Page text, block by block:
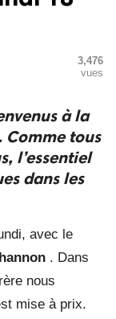
3,476
vues
à la
Comme tous
l’essentiel
dans les
avec le
. Dans
nous
mise à prix.